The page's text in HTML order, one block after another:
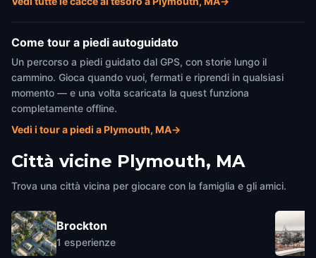
Come tour a piedi autoguidato
Un percorso a piedi guidato dal GPS, con storie lungo il
cammino. Gioca quando vuoi, fermati e riprendi in qualsiasi
momento — e una volta scaricata la quest funziona
completamente offline.
Vedi i tour a piedi a Plymouth, MA→
Città vicine Plymouth, MA
Trova una città vicina per giocare con la famiglia e gli amici.
Brockton
1 esperienze